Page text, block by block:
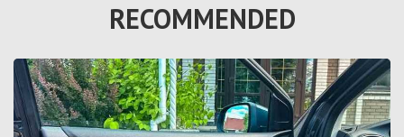
RECOMMENDED